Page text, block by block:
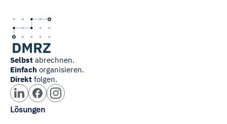
Selbst abrechnen.
Einfach organisieren.
Direkt folgen.
Lösungen